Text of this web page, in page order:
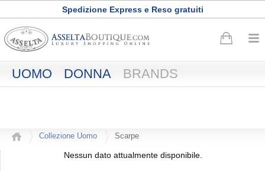
Spedizione Express e Reso gratuiti
UOMO DONNA BRANDS
Collezione Uomo Scarpe
Nessun dato attualmente disponibile.